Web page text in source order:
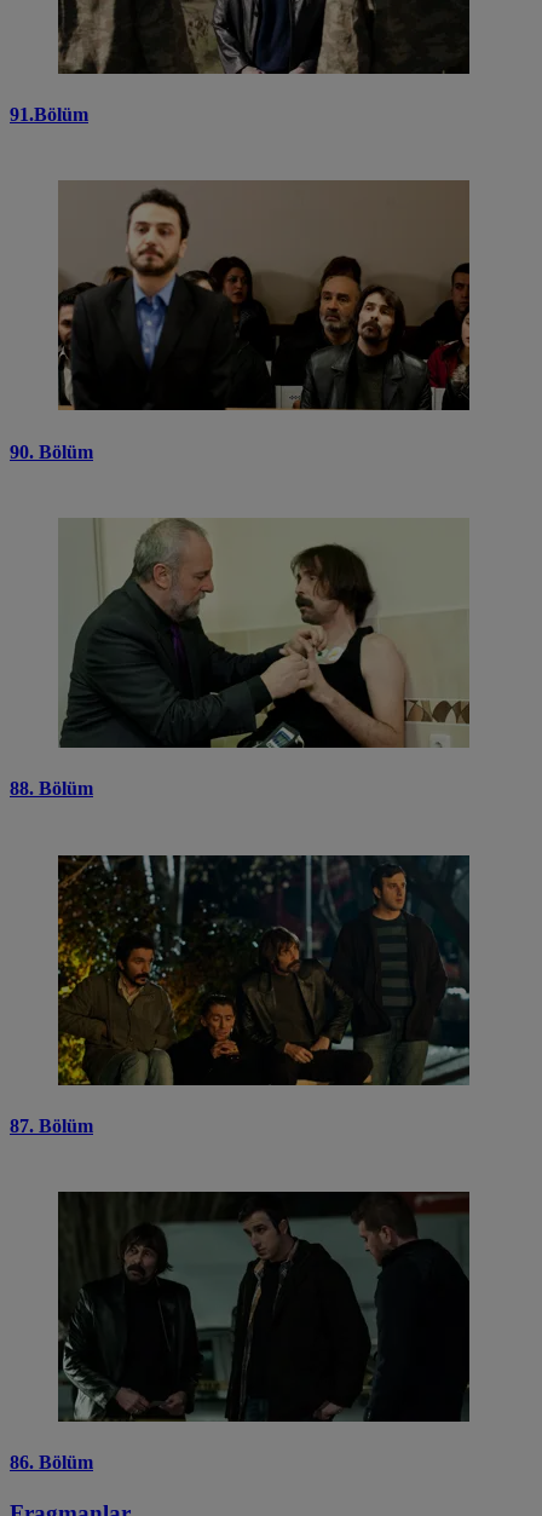
91.Bölüm
90. Bölüm
88. Bölüm
87. Bölüm
86. Bölüm